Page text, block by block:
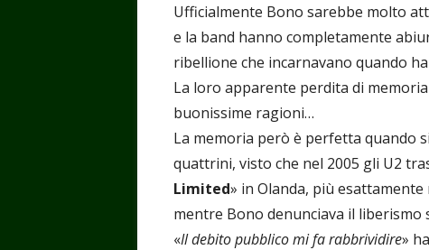
Ufficialmente Bono sarebbe molto
e la band hanno completamente
ribellione che incarnavano quando
La loro apparente perdita di
buonissime ragioni…
La memoria però è perfetta quando
quattrini, visto che nel 2005 gli U2
Limited» in Olanda, più
mentre Bono denunciava il liberismo
«Il debito pubblico mi fa rabbrividire»